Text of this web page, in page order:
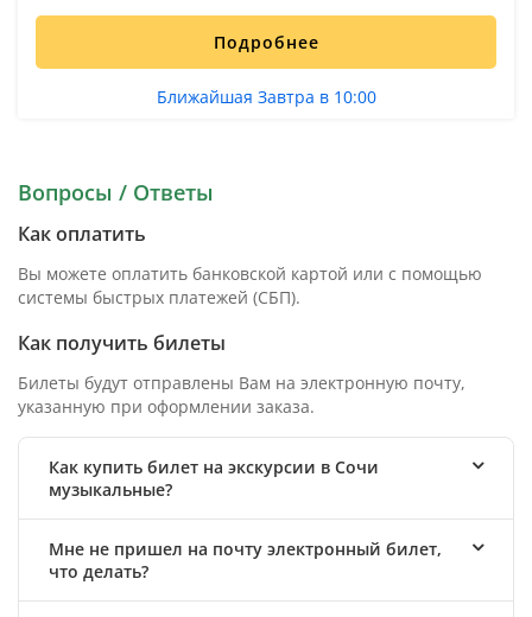
Подробнее
Ближайшая Завтра в 10:00
Вопросы / Ответы
Как оплатить
Вы можете оплатить банковской картой или с помощью
системы быстрых платежей (СБП).
Как получить билеты
Билеты будут отправлены Вам на электронную почту,
указанную при оформлении заказа.
Как купить билет на экскурсии в Сочи
музыкальные?
Мне не пришел на почту электронный билет,
что делать?